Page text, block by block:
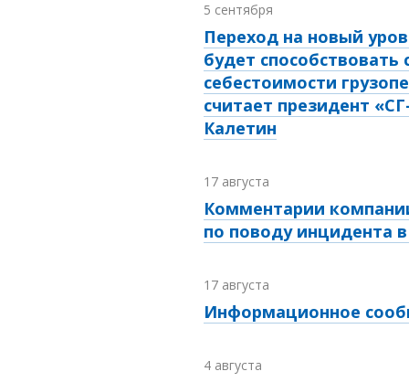
5 сентября
Переход на новый
будет
себестоимости
считает президент
Калетин
17 августа
Комментарии
по поводу инцидента
17 августа
Информационное
4 августа